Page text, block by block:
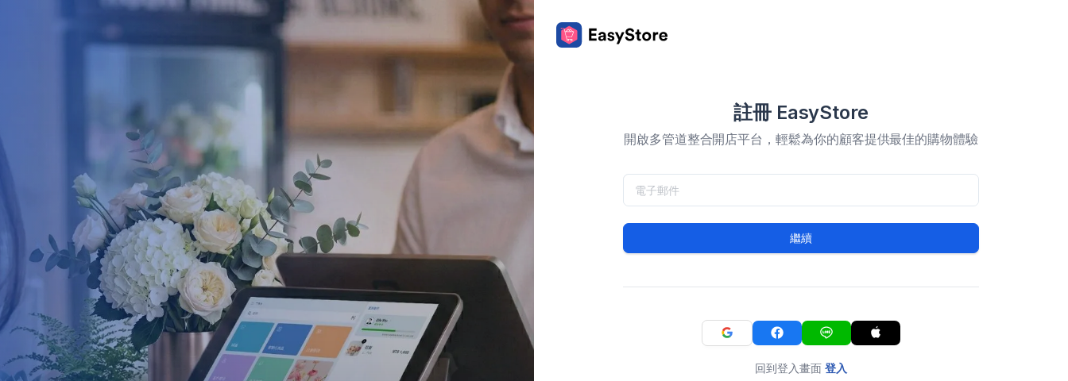
註冊 EasyStore
開啟多管道整合開店平台，輕鬆為你的顧客提供最佳的購物體驗
繼續
回到登入畫面 登入